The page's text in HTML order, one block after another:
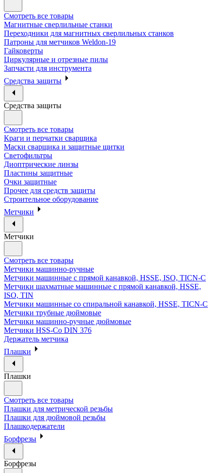
Смотреть все товары
Магнитные сверлильные станки
Переходники для магнитных сверлильных станков
Патроны для метчиков Weldon-19
Гайковерты
Циркулярные и отрезные пилы
Запчасти для инструмента
Средства защиты
Средства защиты
Смотреть все товары
Краги и перчатки сварщика
Маски сварщика и защитные щитки
Светофильтры
Диоптрические линзы
Пластины защитные
Очки защитные
Прочее для средств защиты
Строительное оборудование
Метчики
Метчики
Смотреть все товары
Метчики машинно-ручные
Метчики машинные с прямой канавкой, HSSE, ISO, TICN-C
Метчики шахматные машинные с прямой канавкой, HSSE,
ISO, TIN
Метчики машинные со спиральной канавкой, HSSE, TICN-C
Метчики трубные дюймовые
Метчики машинно-ручные дюймовые
Метчики HSS-Co DIN 376
Держатель метчика
Плашки
Плашки
Смотреть все товары
Плашки для метрической резьбы
Плашки для дюймовой резьбы
Плашкодержатели
Борфрезы
Борфрезы